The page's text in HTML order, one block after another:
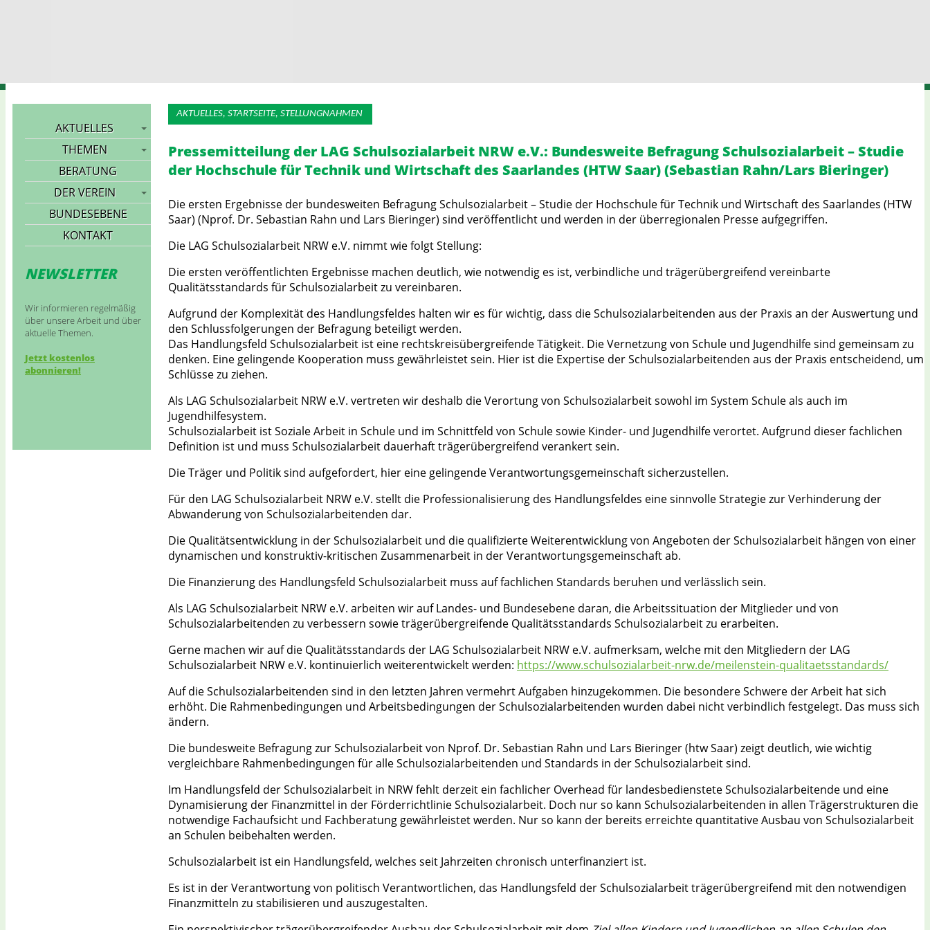
Landesarbeitsgemeinschaft
Schulsozialarbeit NRW e.V.
AKTUELLES
THEMEN
BERATUNG
DER VEREIN
BUNDESEBENE
KONTAKT
NEWSLETTER
Wir informieren regelmäßig
über unsere Arbeit und über
aktuelle Themen.
Jetzt kostenlos
abonnieren!
AKTUELLES, STARTSEITE, STELLUNGNAHMEN
Pressemitteilung der LAG Schulsozialarbeit NRW e.V.: Bundesweite Befragung Schulsozialarbeit – Studie
der Hochschule für Technik und Wirtschaft des Saarlandes (HTW Saar) (Sebastian Rahn/Lars Bieringer)
Die ersten Ergebnisse der bundesweiten Befragung Schulsozialarbeit – Studie der Hochschule für Technik und Wirtschaft des Saarlandes (HTW
Saar) (Nprof. Dr. Sebastian Rahn und Lars Bieringer) sind veröffentlicht und werden in der überregionalen Presse aufgegriffen.
Die LAG Schulsozialarbeit NRW e.V. nimmt wie folgt Stellung:
Die ersten veröffentlichten Ergebnisse machen deutlich, wie notwendig es ist, verbindliche und trägerübergreifend vereinbarte
Qualitätsstandards für Schulsozialarbeit zu vereinbaren.
Aufgrund der Komplexität des Handlungsfeldes halten wir es für wichtig, dass die Schulsozialarbeitenden aus der Praxis an der Auswertung und
den Schlussfolgerungen der Befragung beteiligt werden.
Das Handlungsfeld Schulsozialarbeit ist eine rechtskreisübergreifende Tätigkeit. Die Vernetzung von Schule und Jugendhilfe sind gemeinsam zu
denken. Eine gelingende Kooperation muss gewährleistet sein. Hier ist die Expertise der Schulsozialarbeitenden aus der Praxis entscheidend, um
Schlüsse zu ziehen.
Als LAG Schulsozialarbeit NRW e.V. vertreten wir deshalb die Verortung von Schulsozialarbeit sowohl im System Schule als auch im
Jugendhilfesystem.
Schulsozialarbeit ist Soziale Arbeit in Schule und im Schnittfeld von Schule sowie Kinder- und Jugendhilfe verortet. Aufgrund dieser fachlichen
Definition ist und muss Schulsozialarbeit dauerhaft trägerübergreifend verankert sein.
Die Träger und Politik sind aufgefordert, hier eine gelingende Verantwortungsgemeinschaft sicherzustellen.
Für den LAG Schulsozialarbeit NRW e.V. stellt die Professionalisierung des Handlungsfeldes eine sinnvolle Strategie zur Verhinderung der
Abwanderung von Schulsozialarbeitenden dar.
Die Qualitätsentwicklung in der Schulsozialarbeit und die qualifizierte Weiterentwicklung von Angeboten der Schulsozialarbeit hängen von einer
dynamischen und konstruktiv-kritischen Zusammenarbeit in der Verantwortungsgemeinschaft ab.
Die Finanzierung des Handlungsfeld Schulsozialarbeit muss auf fachlichen Standards beruhen und verlässlich sein.
Als LAG Schulsozialarbeit NRW e.V. arbeiten wir auf Landes- und Bundesebene daran, die Arbeitssituation der Mitglieder und von
Schulsozialarbeitenden zu verbessern sowie trägerübergreifende Qualitätsstandards Schulsozialarbeit zu erarbeiten.
Gerne machen wir auf die Qualitätsstandards der LAG Schulsozialarbeit NRW e.V. aufmerksam, welche mit den Mitgliedern der LAG
Schulsozialarbeit NRW e.V. kontinuierlich weiterentwickelt werden: https://www.schulsozialarbeit-nrw.de/meilenstein-qualitaetsstandards/
Auf die Schulsozialarbeitenden sind in den letzten Jahren vermehrt Aufgaben hinzugekommen. Die besondere Schwere der Arbeit hat sich
erhöht. Die Rahmenbedingungen und Arbeitsbedingungen der Schulsozialarbeitenden wurden dabei nicht verbindlich festgelegt. Das muss sich
ändern.
Die bundesweite Befragung zur Schulsozialarbeit von Nprof. Dr. Sebastian Rahn und Lars Bieringer (htw Saar) zeigt deutlich, wie wichtig
vergleichbare Rahmenbedingungen für alle Schulsozialarbeitenden und Standards in der Schulsozialarbeit sind.
Im Handlungsfeld der Schulsozialarbeit in NRW fehlt derzeit ein fachlicher Overhead für landesbedienstete Schulsozialarbeitende und eine
Dynamisierung der Finanzmittel in der Förderrichtlinie Schulsozialarbeit. Doch nur so kann Schulsozialarbeitenden in allen Trägerstrukturen die
notwendige Fachaufsicht und Fachberatung gewährleistet werden. Nur so kann der bereits erreichte quantitative Ausbau von Schulsozialarbeit
an Schulen beibehalten werden.
Schulsozialarbeit ist ein Handlungsfeld, welches seit Jahrzeiten chronisch unterfinanziert ist.
Es ist in der Verantwortung von politisch Verantwortlichen, das Handlungsfeld der Schulsozialarbeit trägerübergreifend mit den notwendigen
Finanzmitteln zu stabilisieren und auszugestalten.